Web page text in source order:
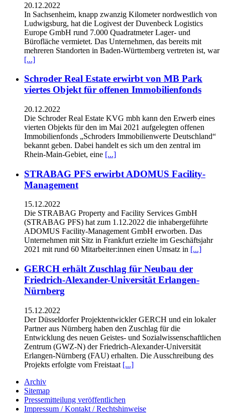
20.12.2022
In Sachsenheim, knapp zwanzig Kilometer nordwestlich von
Ludwigsburg, hat die Logivest der Duvenbeck Logistics
Europe GmbH rund 7.000 Quadratmeter Lager- und
Bürofläche vermietet. Das Unternehmen, das bereits mit
mehreren Standorten in Baden-Württemberg vertreten ist, war
[...]
Schroder Real Estate erwirbt von MB Park
viertes Objekt für offenen Immobilienfonds
20.12.2022
Die Schroder Real Estate KVG mbh kann den Erwerb eines
vierten Objekts für den im Mai 2021 aufgelegten offenen
Immobilienfonds „Schroders Immobilienwerte Deutschland“
bekannt geben. Dabei handelt es sich um den zentral im
Rhein-Main-Gebiet, eine [...]
STRABAG PFS erwirbt ADOMUS Facility-
Management
15.12.2022
Die STRABAG Property and Facility Services GmbH
(STRABAG PFS) hat zum 1.12.2022 die inhabergeführte
ADOMUS Facility-Management GmbH erworben. Das
Unternehmen mit Sitz in Frankfurt erzielte im Geschäftsjahr
2021 mit rund 60 Mitarbeiter:innen einen Umsatz in [...]
GERCH erhält Zuschlag für Neubau der
Friedrich-Alexander-Universität Erlangen-
Nürnberg
15.12.2022
Der Düsseldorfer Projektentwickler GERCH und ein lokaler
Partner aus Nürnberg haben den Zuschlag für die
Entwicklung des neuen Geistes- und Sozialwissenschaftlichen
Zentrum (GWZ-N) der Friedrich-Alexander-Universität
Erlangen-Nürnberg (FAU) erhalten. Die Ausschreibung des
Projekts erfolgte vom Freistaat [...]
Archiv
Sitemap
Pressemitteilung veröffentlichen
Impressum / Kontakt / Rechtshinweise